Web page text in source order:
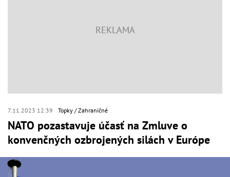
7.11.2023 12:39 Topky Zahraničné
NATO pozastavuje účasť na Zmluve o
konvenčných ozbrojených silách v Európe